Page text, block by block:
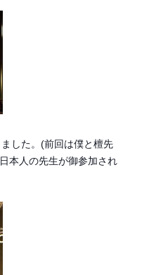
した。(前回は僕と檀先
本人の先生が御参加され